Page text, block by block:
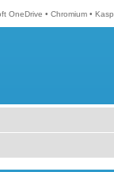
OneDrive • Chromium •